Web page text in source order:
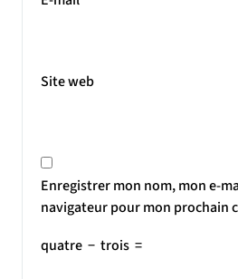
Site web
Enregistrer mon nom, mon e-
navigateur pour mon prochain
quatre − trois =